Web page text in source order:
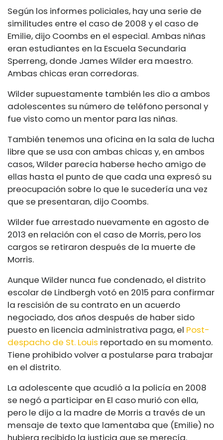
Según los informes policiales, hay una serie de
similitudes entre el caso de 2008 y el caso de
Emilie, dijo Coombs en el especial. Ambas niñas
eran estudiantes en la Escuela Secundaria
Sperreng, donde James Wilder era maestro.
Ambas chicas eran corredoras.
Wilder supuestamente también les dio a ambos
adolescentes su número de teléfono personal y
fue visto como un mentor para las niñas.
También tenemos una oficina en la sala de lucha
libre que se usa con ambas chicas y, en ambos
casos, Wilder parecía haberse hecho amigo de
ellas hasta el punto de que cada una expresó su
preocupación sobre lo que le sucedería una vez
que se presentaran, dijo Coombs.
Wilder fue arrestado nuevamente en agosto de
2013 en relación con el caso de Morris, pero los
cargos se retiraron después de la muerte de
Morris.
Aunque Wilder nunca fue condenado, el distrito
escolar de Lindbergh votó en 2015 para confirmar
la rescisión de su contrato en un acuerdo
negociado, dos años después de haber sido
puesto en licencia administrativa paga, el Post-
despacho de St. Louis reportado en su momento.
Tiene prohibido volver a postularse para trabajar
en el distrito.
La adolescente que acudió a la policía en 2008
se negó a participar en El caso murió con ella,
pero le dijo a la madre de Morris a través de un
mensaje de texto que lamentaba que (Emilie) no
hubiera recibido la justicia que se merecía.